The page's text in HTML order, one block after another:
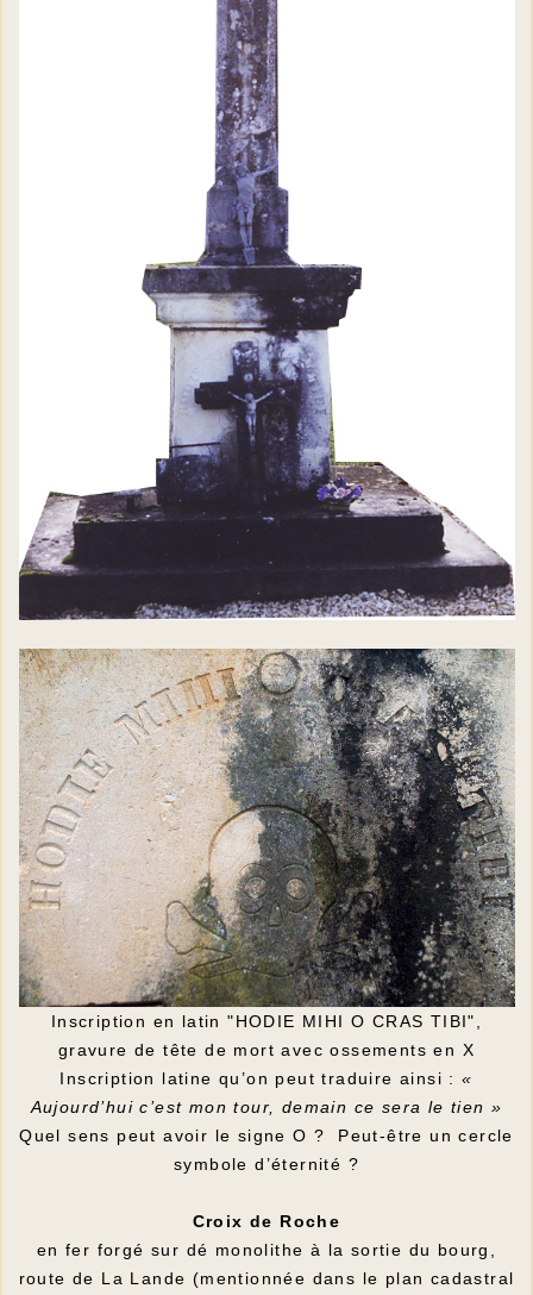
Inscription en latin "HODIE MIHI O CRAS TIBI",
gravure de tête de mort avec ossements en X
Inscription latine qu’on peut traduire ainsi :«
Aujourd’hui c’est mon tour, demain ce sera le tien »
Quel sens peut avoir le signe O ? Peut-être un cercle
symbole d’éternité ?
Croix de Roche
en fer forgé sur dé monolithe à la sortie du bourg,
route de La Lande (mentionnée dans le plan cadastral